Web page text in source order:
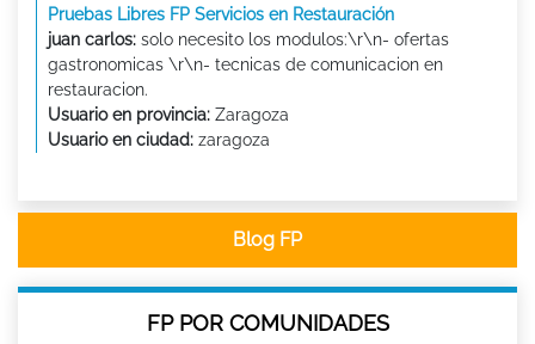
Pruebas Libres FP Servicios en Restauración
juan carlos: solo necesito los modulos:\r\n- ofertas
gastronomicas \r\n- tecnicas de comunicacion en
restauracion.
Usuario en provincia: Zaragoza
Usuario en ciudad: zaragoza
Blog FP
FP POR COMUNIDADES